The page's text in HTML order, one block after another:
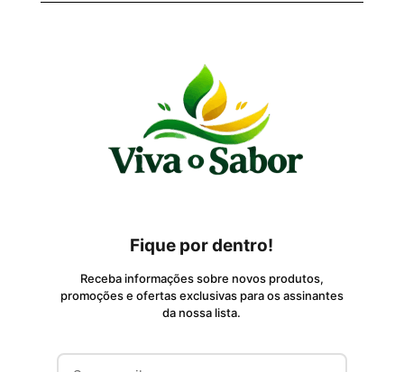
Fique por dentro!
Receba informações sobre novos produtos,
promoções e ofertas exclusivas para os assinantes
da nossa lista.